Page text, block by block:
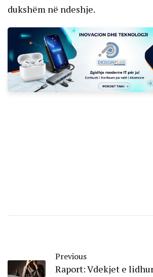
dukshëm në ndeshje.
Previous
Raport: Vdekjet e